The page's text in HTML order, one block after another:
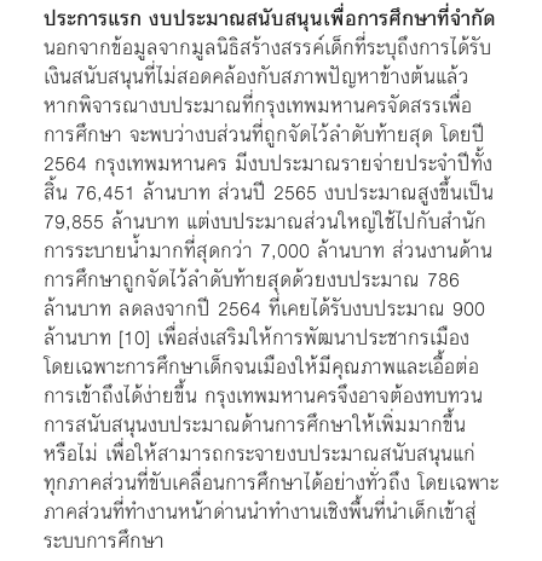
ประการแรก งบประมาณสนับสนุนเพื่อการศึกษาที่จำกัด
นอกจากข้อมูลจากมูลนิธิสร้างสรรค์เด็กที่ระบุถึงการได้รับ
เงินสนับสนุนที่ไม่สอดคล้องกับสภาพปัญหาข้างต้นแล้ว
หากพิจารณางบประมาณที่กรุงเทพมหานครจัดสรรเพื่อ
การศึกษา จะพบว่างบส่วนที่ถูกจัดไว้ลำดับท้ายสุด โดยปี
2564 กรุงเทพมหานคร มีงบประมาณรายจ่ายประจำปีทั้ง
สิ้น 76,451 ล้านบาท ส่วนปี 2565 งบประมาณสูงขึ้นเป็น
79,855 ล้านบาท แต่งบประมาณส่วนใหญ่ใช้ไปกับสำนัก
การระบายน้ำมากที่สุดกว่า 7,000 ล้านบาท ส่วนงานด้าน
การศึกษาถูกจัดไว้ลำดับท้ายสุดด้วยงบประมาณ 786
ล้านบาท ลดลงจากปี 2564 ที่เคยได้รับงบประมาณ 900
ล้านบาท [10] เพื่อส่งเสริมให้การพัฒนาประชากรเมือง
โดยเฉพาะการศึกษาเด็กจนเมืองให้มีคุณภาพและเอื้อต่อ
การเข้าถึงได้ง่ายขึ้น กรุงเทพมหานครจึงอาจต้องทบทวน
การสนับสนุนงบประมาณด้านการศึกษาให้เพิ่มมากขึ้น
หรือไม่ เพื่อให้สามารถกระจายงบประมาณสนับสนุนแก่
ทุกภาคส่วนที่ขับเคลื่อนการศึกษาได้อย่างทั่วถึง โดยเฉพาะ
ภาคส่วนที่ทำงานหน้าด่านนำทำงานเชิงพื้นที่นำเด็กเข้าสู่
ระบบการศึกษา